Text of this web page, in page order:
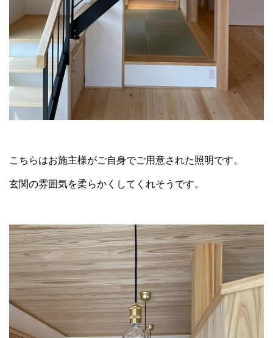
こちらはお施主様がご自身でご用意された照明です。
玄関の雰囲気を柔らかくしてくれそうです。